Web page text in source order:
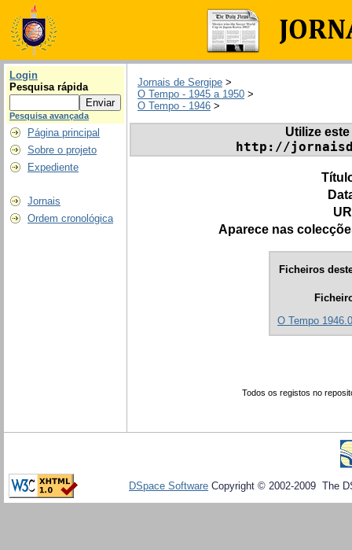
Login
Pesquisa rápida
Pesquisa avançada
Página principal
Sobre o projeto
Expediente
Jornais
Ordem cronológica
Jornais de Sergipe >
O Tempo - 1945 a 1950 >
O Tempo - 1946 >
Utilize
http://
Aparece nas
Ficheiros
O Tempo
Todos os registos no
DSpace Software Copyright © 2002-2009 The